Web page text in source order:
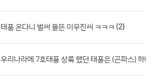
태풍 온다니 벌써 들뜬 이우진씨 ㅋㅋㅋ (2)
우리나라에 7호태풍 상륙 했던 태풍은 (곤파스) 하나